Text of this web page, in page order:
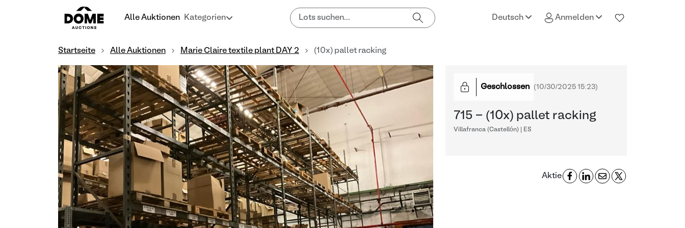
Alle Auktionen Kategorien Deutsch Anmelden
Startseite Alle Auktionen Marie Claire textile plant DAY 2 (10x) pallet racking
Geschlossen (10/30/2025 15:23)
715 - (10x) pallet racking
Villafranca (Castellón) | ES
Aktie